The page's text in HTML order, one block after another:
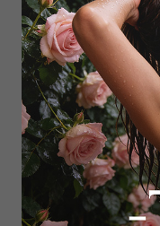
WILD ORCHID
Рубашка
5 400 10 000₽